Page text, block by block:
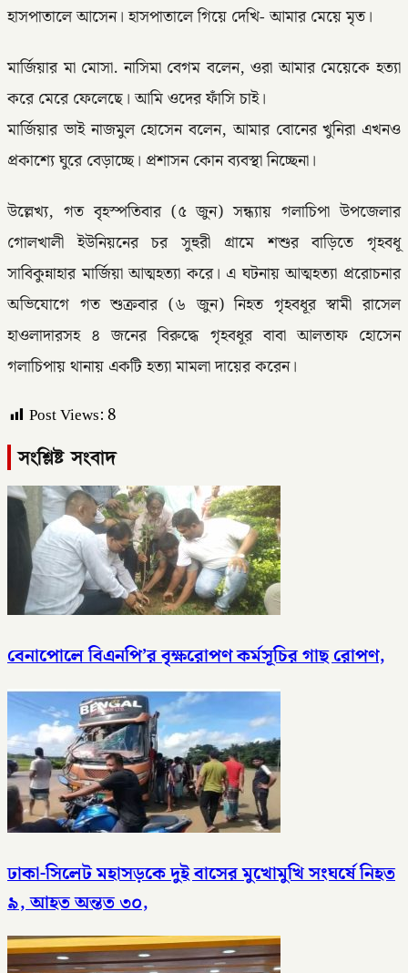
হাসপাতালে আসেন। হাসপাতালে গিয়ে দেখি- আমার মেয়ে মৃত।
মার্জিয়ার মা মোসা. নাসিমা বেগম বলেন, ওরা আমার মেয়েকে হত্যা
করে মেরে ফেলেছে। আমি ওদের ফাঁসি চাই।
মার্জিয়ার ভাই নাজমুল হোসেন বলেন, আমার বোনের খুনিরা এখনও
প্রকাশ্যে ঘুরে বেড়াচ্ছে। প্রশাসন কোন ব্যবস্থা নিচ্ছেনা।
উল্লেখ্য, গত বৃহস্পতিবার (৫ জুন) সন্ধ্যায় গলাচিপা উপজেলার
গোলখালী ইউনিয়নের চর সুহুরী গ্রামে শশুর বাড়িতে গৃহবধূ
সাবিকুন্নাহার মার্জিয়া আত্মহত্যা করে। এ ঘটনায় আত্মহত্যা প্ররোচনার
অভিযোগে গত শুক্রবার (৬ জুন) নিহত গৃহবধূর স্বামী রাসেল
হাওলাদারসহ ৪ জনের বিরুদ্ধে গৃহবধূর বাবা আলতাফ হোসেন
গলাচিপায় থানায় একটি হত্যা মামলা দায়ের করেন।
Post Views:8
সংশ্লিষ্ট সংবাদ
বেনাপোলে বিএনপি’র বৃক্ষরোপণ কর্মসূচির গাছ রোপণ,
ঢাকা-সিলেট মহাসড়কে দুই বাসের মুখোমুখি সংঘর্ষে নিহত
৯, আহত অন্তত ৩০,